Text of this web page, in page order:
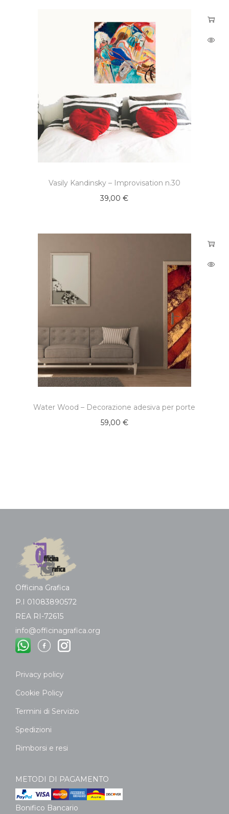
Vasily Kandinsky – Improvisation n.30
39,00€
Water Wood – Decorazione adesiva per porte
59,00 €
Officina Grafica
P.I 01083890572
REA RI-72615
info@officinagrafica.org
Privacy policy
Cookie Policy
Termini di Servizio
Spedizioni
Rimborsi e resi
METODI DI PAGAMENTO
Bonifico Bancario